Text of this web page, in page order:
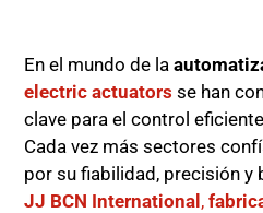
En el mundo de la
electric actuators se han
clave para el control
Cada vez más sectores
por su fiabilidad, precisión y
JJ BCN International,